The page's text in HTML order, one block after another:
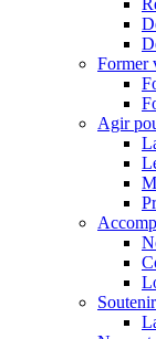
Former
Agir